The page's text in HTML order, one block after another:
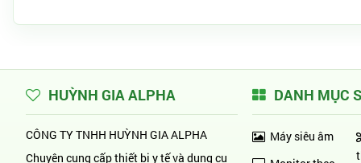
HUỲNH GIA ALPHA
CÔNG TY TNHH HUỲNH GIA ALPHA
Chuyên cung cấp thiết bị y tế và dụng cụ
DANH MỤC
Máy siêu âm